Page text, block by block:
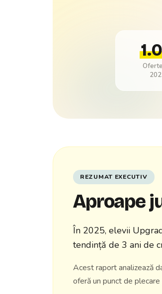
REZUMAT EXECUTIV
Aproape
În 2025, elevii
tendință de 3 ani de
Acest raport analizează
oferă un punct de